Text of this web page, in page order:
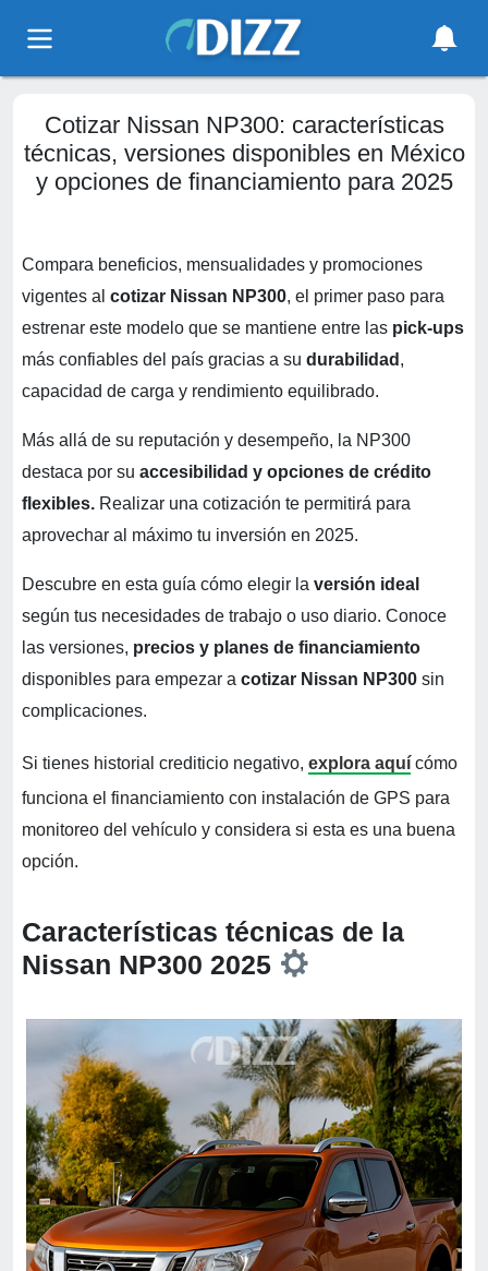
Cotizar Nissan NP300: características
técnicas, versiones disponibles en México
y opciones de financiamiento para 2025
Compara beneficios, mensualidades y promociones
vigentes al cotizar Nissan NP300, el primer paso para
estrenar este modelo que se mantiene entre las pick-ups
más confiables del país gracias a su durabilidad ,
capacidad de carga y rendimiento equilibrado.
Más allá de su reputación y desempeño, la NP300
destaca por su accesibilidad y opciones de crédito
flexibles. Realizar una cotización te permitirá para
aprovechar al máximo tu inversión en 2025.
Descubre en esta guía cómo elegir la versión ideal
según tus necesidades de trabajo o uso diario. Conoce
las versiones, precios y planes de financiamiento
disponibles para empezar a cotizar Nissan NP300 sin
complicaciones.
Si tienes historial crediticio negativo, explora aquí cómo
funciona el financiamiento con instalación de GPS para
monitoreo del vehículo y considera si esta es una buena
opción.
Características técnicas de la
Nissan NP300 2025